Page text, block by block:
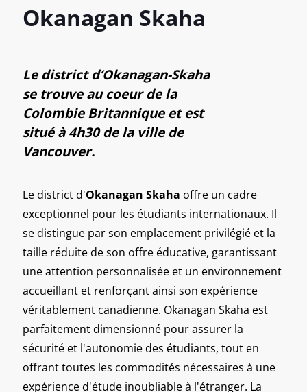
Okanagan Skaha
Le district d‘Okanagan-Skaha
se trouve au coeur de la
Colombie Britannique et est
situé à 4h30 de la ville de
Vancouver.
Le district d'Okanagan Skaha offre un cadre
exceptionnel pour les étudiants internationaux. Il
se distingue par son emplacement privilégié et la
taille réduite de son offre éducative, garantissant
une attention personnalisée et un environnement
accueillant et renforçant ainsi son expérience
véritablement canadienne. Okanagan Skaha est
parfaitement dimensionné pour assurer la
sécurité et l'autonomie des étudiants, tout en
offrant toutes les commodités nécessaires à une
expérience d'étude inoubliable à l'étranger. La